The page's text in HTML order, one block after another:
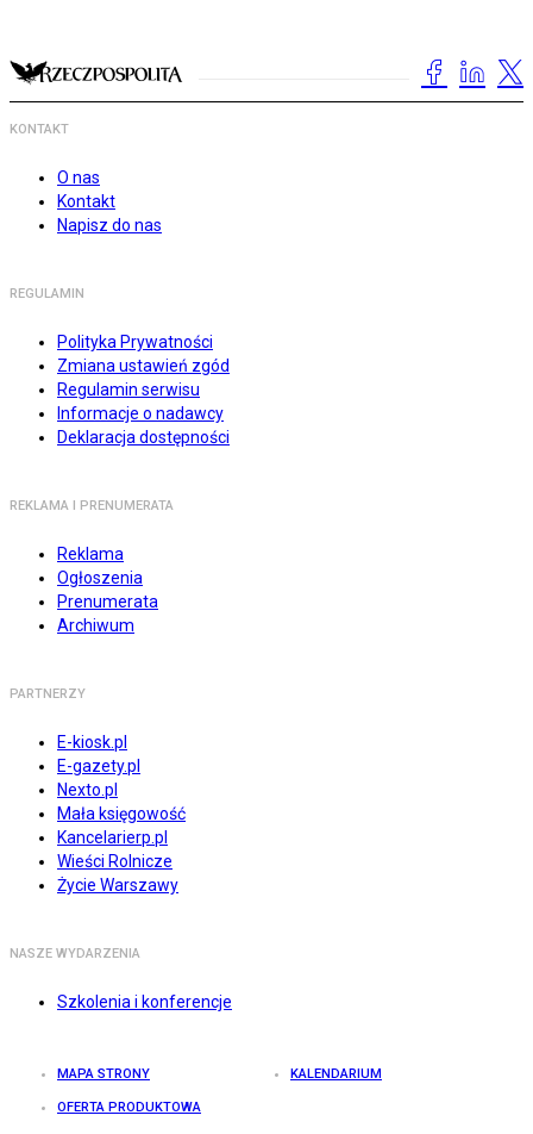
KONTAKT
O nas
Kontakt
Napisz do nas
REGULAMIN
Polityka Prywatności
Zmiana ustawień zgód
Regulamin serwisu
Informacje o nadawcy
Deklaracja dostępności
REKLAMA I PRENUMERATA
Reklama
Ogłoszenia
Prenumerata
Archiwum
PARTNERZY
E-kiosk.pl
E-gazety.pl
Nexto.pl
Mała księgowość
Kancelarierp.pl
Wieści Rolnicze
Życie Warszawy
NASZE WYDARZENIA
Szkolenia i konferencje
MAPA STRONY KALENDARIUM
OFERTA PRODUKTOWA